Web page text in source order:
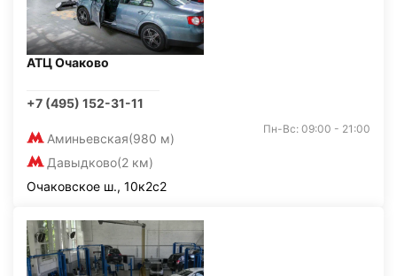
АТЦ Очаково
+7 (495) 152-31-11
Аминьевская(980 м)
Давыдково(2 км)
Пн-Вс: 09:00 - 21:00
Очаковское ш., 10к2с2